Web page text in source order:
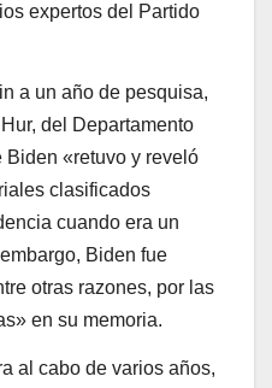
expertos del Partido
a un año de pesquisa,
del Departamento
«retuvo y reveló
clasificados
cuando era un
Biden fue
otras razones, por las
en su memoria.
al cabo de varios años,